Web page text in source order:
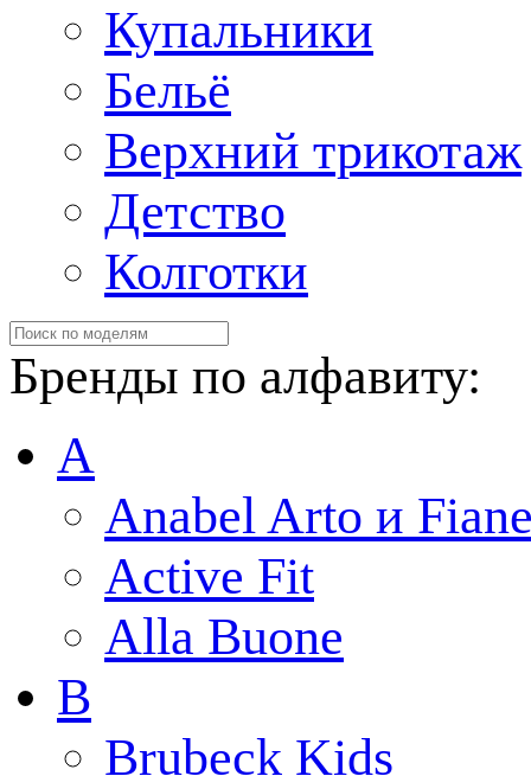
Купальники
Бельё
Верхний трикотаж
Детство
Колготки
Бренды по алфавиту:
A
Anabel Arto и
Active Fit
Alla Buone
B
Brubeck Kids